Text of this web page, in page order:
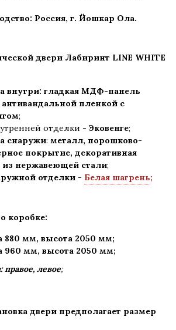
Россия, г. Йошкар Ола.
двери Лабиринт LINE WHITE
внутри: гладкая МДФ-панель
пленкой с
;
отделки - Эковенге;
снаружи: металл, порошково-
покрытие, декоративная
из нержавеющей стали;
отделки - Белая шагрень;
коробке:
880 мм, высота 2050 мм;
960 мм, высота 2050 мм;
левое;
двери предполагает размер